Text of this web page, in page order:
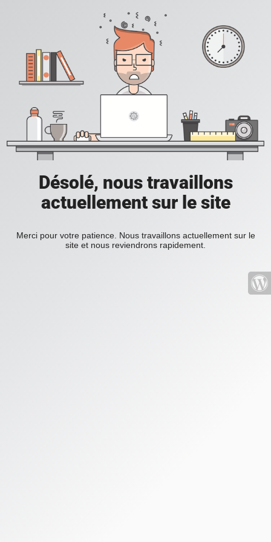
Désolé, nous travaillons
actuellement sur le site
Merci pour votre patience. Nous travaillons actuellement sur le
site et nous reviendrons rapidement.